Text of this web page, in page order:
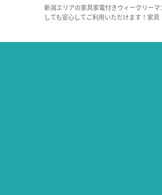
新潟エリアの家具家電付きウィークリー
しても安心してご利用いただけます！家具